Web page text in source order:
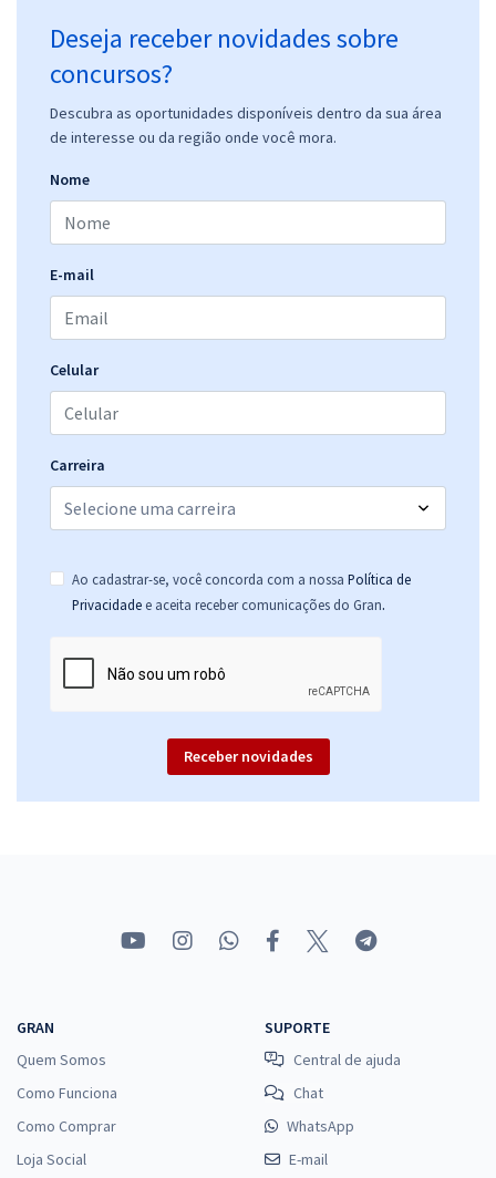
Deseja receber novidades sobre
concursos?
Descubra as oportunidades disponíveis dentro da sua área
de interesse ou da região onde você mora.
Nome
E-mail
Celular
Carreira
Ao cadastrar-se, você concorda com a nossa Política de
Privacidade e aceita receber comunicações do Gran.
Receber novidades
GRAN
Quem Somos
Como Funciona
Como Comprar
Loja Social
SUPORTE
Central de ajuda
Chat
WhatsApp
E-mail